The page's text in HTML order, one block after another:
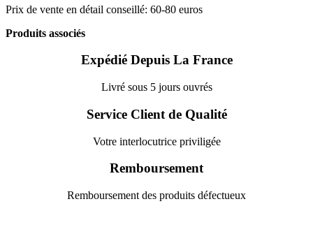
Prix de vente en détail conseillé: 60-80 euros
Produits associés
Expédié Depuis La France
Livré sous 5 jours ouvrés
Service Client de Qualité
Votre interlocutrice priviligée
Remboursement
Remboursement des produits défectueux